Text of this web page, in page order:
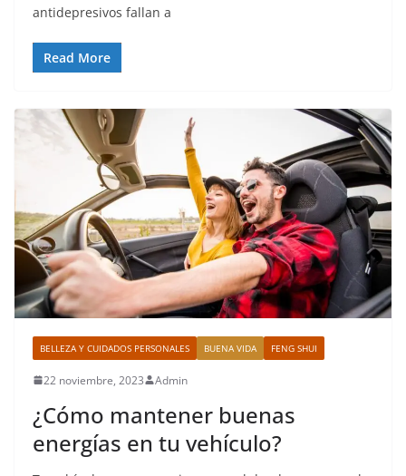
antidepresivos fallan a
Read More
BELLEZA Y CUIDADOS PERSONALES BUENA VIDA FENG SHUI
22 noviembre, 2023 Admin
¿Cómo mantener buenas
energías en tu vehículo?